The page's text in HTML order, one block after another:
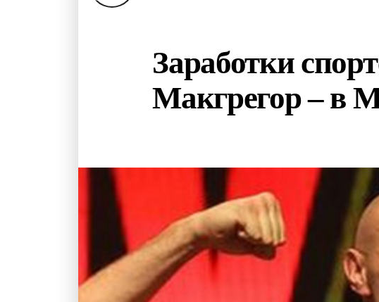
Заработки
Макгрегор – в